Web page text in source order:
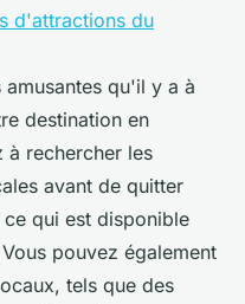
d'attractions du
qu'il y a à
destination en
à rechercher les
avant de quitter
qui est disponible
pouvez également
tels que des